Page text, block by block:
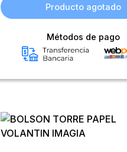
Producto agotado
Métodos de pago